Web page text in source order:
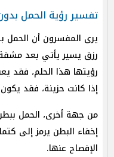
تفسير رؤية الحمل
يرى المفسرون أن الحمل
رزق يسير يأتي بعد مشقة.
رؤيتها هذا الحلم، فقد
إذا كانت حزينة، فقد
من جهة أخرى، الحمل
إخفاء البطن يرمز إلى
الإفصاح عنها.